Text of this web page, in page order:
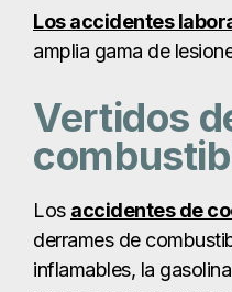
inflamables, la
provocar quemaduras